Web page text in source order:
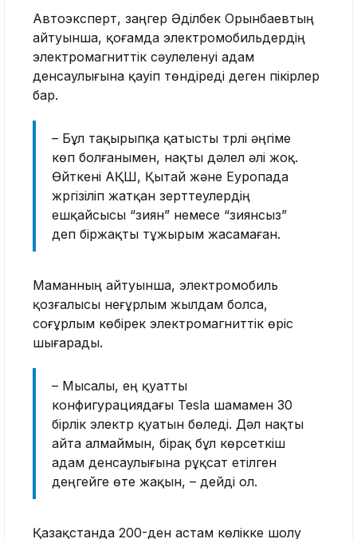
Автоэксперт, заңгер Әділбек Орынбаевтың
айтуынша, қоғамда электромобильдердің
электромагниттік сәулеленуі адам
денсаулығына қауіп төндіреді деген пікірлер
бар.
– Бұл тақырыпқа қатысты түрлі әңгіме
көп болғанымен, нақты дәлел әлі жоқ.
Өйткені АҚШ, Қытай және Еуропада
жүргізіліп жатқан зерттеулердің
ешқайсысы “зиян” немесе “зиянсыз”
деп біржақты тұжырым жасамаған.
Маманның айтуынша, электромобиль
қозғалысы неғұрлым жылдам болса,
соғұрлым көбірек электромагниттік өріс
шығарады.
– Мысалы, ең қуатты
конфигурациядағы Tesla шамамен 30
бірлік электр қуатын бөледі. Дәл нақты
айта алмаймын, бірақ бұл көрсеткіш
адам денсаулығына рұқсат етілген
деңгейге өте жақын, – дейді ол.
Қазақстанда 200-ден астам көлікке шолу